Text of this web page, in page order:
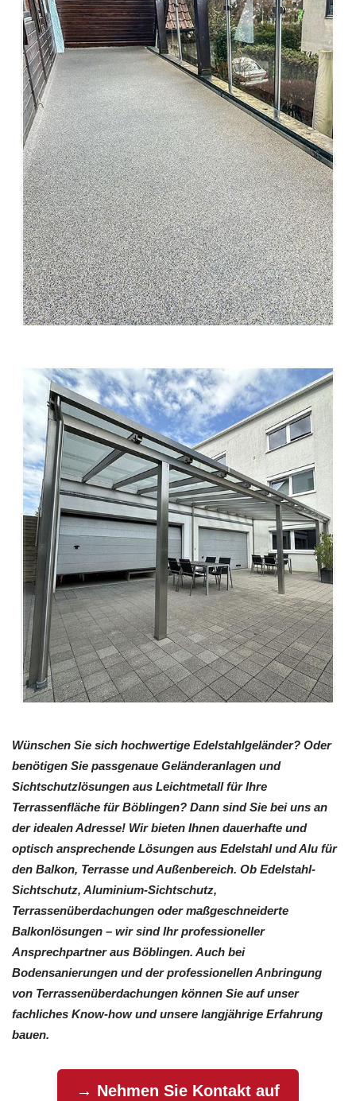
Wünschen Sie sich hochwertige Edelstahlgeländer? Oder
benötigen Sie passgenaue Geländeranlagen und
Sichtschutzlösungen aus Leichtmetall für Ihre
Terrassenfläche für Böblingen? Dann sind Sie bei uns an
der idealen Adresse! Wir bieten Ihnen dauerhafte und
optisch ansprechende Lösungen aus Edelstahl und Alu für
den Balkon, Terrasse und Außenbereich. Ob Edelstahl-
Sichtschutz, Aluminium-Sichtschutz,
Terrassenüberdachungen oder maßgeschneiderte
Balkonlösungen – wir sind Ihr professioneller
Ansprechpartner aus Böblingen. Auch bei
Bodensanierungen und der professionellen Anbringung
von Terrassenüberdachungen können Sie auf unser
fachliches Know-how und unsere langjährige Erfahrung
bauen.
→ Nehmen Sie Kontakt auf